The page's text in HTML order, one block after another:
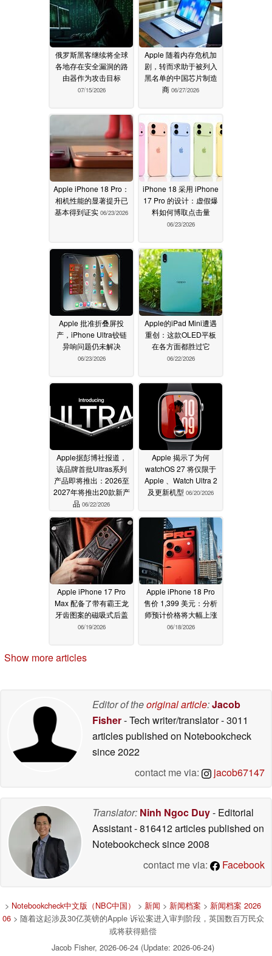
俄罗斯黑客继续将全球
各地存在安全漏洞的路
由器作为攻击目标
07/15/2026
Apple 随着内存危机加
剧，转而求助于被列入
黑名单的中国芯片制造
商 06/27/2026
Apple iPhone 18 Pro：
相机性能的显著提升已
基本得到证实 06/23/2026
iPhone 18 采用 iPhone
17 Pro 的设计：虚假爆
料如何博取点击量
06/23/2026
Apple 批准折叠屏投
产，iPhone Ultra铰链
异响问题仍未解决
06/23/2026
Apple的iPad Mini遭遇
重创：这款OLED平板
在各方面都胜过它
06/22/2026
Apple据彭博社报道，
该品牌首批Ultras系列
产品即将推出：2026至
2027年将推出20款新产
品 06/22/2026
Apple 揭示了为何
watchOS 27 将仅限于
Apple 、Watch Ultra 2
及更新机型 06/20/2026
Apple iPhone 17 Pro
Max 配备了带有霸王龙
牙齿图案的磁吸式后盖
06/19/2026
Apple iPhone 18 Pro
售价 1,399 美元：分析
师预计价格将大幅上涨
06/18/2026
Show more articles
Editor of theoriginal article:Jacob
Fisher- Tech writer/translator- 3011
articles published on Notebookcheck
since 2022
contact me via:
jacob67147
Translator: Ninh Ngoc Duy- Editorial
Assistant- 816412 articles published on
Notebookchecksince 2008
contact me via:
Facebook
> Notebookcheck中文版（NBC中国） > 新闻 > 新闻档案 > 新闻档案 2026
06> 随着这起涉及30亿英镑的Apple 诉讼案进入审判阶段，英国数百万民众
或将获得赔偿
Jacob Fisher, 2026-06-24 (Update: 2026-06-24)